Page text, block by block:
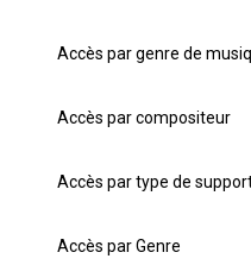
Accès par genre de
Accès par compositeur
Accès par type de
Accès par Genre